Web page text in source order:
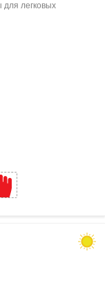
легковых